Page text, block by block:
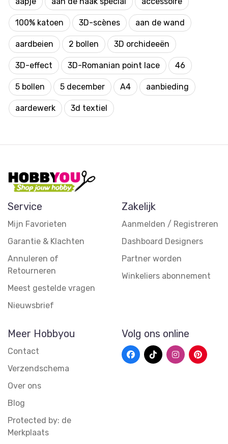
100% katoen 3D-scènes aan de wand
aardbeien 2 bollen 3D orchideeën
3D-effect 3D-Romanian point lace 46
5 bollen 5 december A4 aanbieding
aardewerk 3d textiel
Service
Mijn Favorieten
Garantie & Klachten
Annuleren of
Retourneren
Meest gestelde vragen
Nieuwsbrief
Zakelijk
Aanmelden / Registreren
Dashboard Designers
Partner worden
Winkeliers abonnement
Meer Hobbyou
Contact
Verzendschema
Over ons
Blog
Protected by: de
Merkplaats
Volg ons online